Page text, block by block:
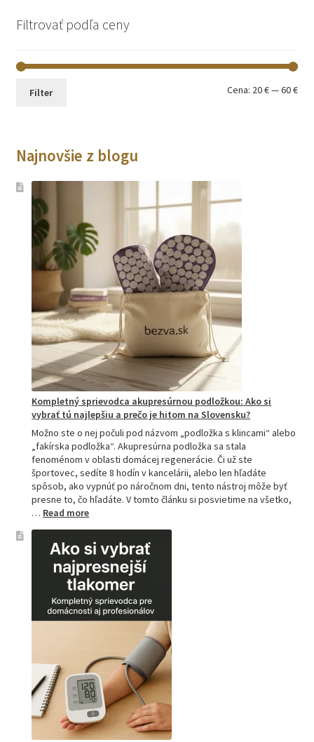
Filtrovať podľa ceny
Filter Cena: 20 €—60 €
Najnovšie z blogu
Kompletný sprievodca akupresúrnou podložkou: Ako si
vybrať tú najlepšiu a prečo je hitom na Slovensku?
Možno ste o nej počuli pod názvom „podložka s klincami“ alebo
„fakírska podložka“. Akupresúrna podložka sa stala
fenoménom v oblasti domácej regenerácie. Či už ste
športovec, sedíte 8 hodín v kancelárii, alebo len hľadáte
spôsob, ako vypnúť po náročnom dni, tento nástroj môže byť
presne to, čo hľadáte. V tomto článku si posvietime na všetko,
… Read more:
akupresúrnou
podložkou:
Ako
si
vybrať
tú
prečo
je
hitom
na
Slovensku?